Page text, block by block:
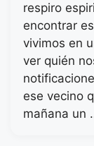
respiro
encontrar
vivimos en
ver quién
ese vecino
mañana un